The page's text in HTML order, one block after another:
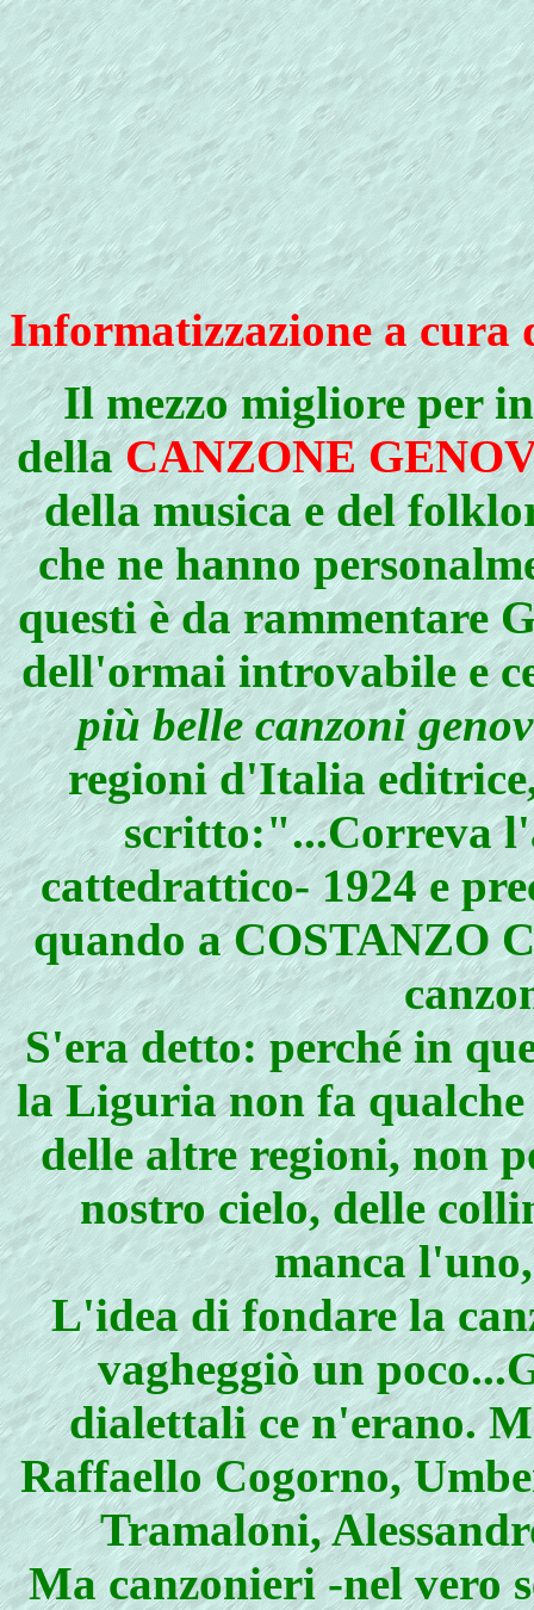
Informatizzazione a
Il mezzo migliore per
dellaCANZONE
della musica e del
che ne hanno
questi è da rammentare
dell'ormai introvabile e
più belle canzoni
regioni d'Italia
scritto:"...Correva
cattedrattico- 1924 e
quando a COSTANZO
S'era detto: perché in
la Liguria non fa qualche
delle altre regioni, non
nostro cielo, delle
manca
L'idea di fondare la
vagheggiò un
dialettali ce n'erano.
Raffaello Cogorno,
Tramaloni,
Ma canzonieri -nel vero